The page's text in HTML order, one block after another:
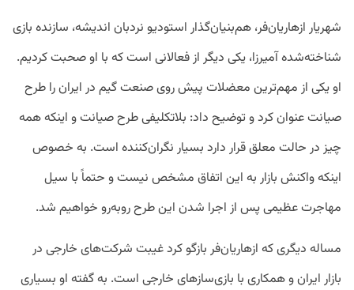
شهریار ازهاریان‌فر، هم‌بنیان‌گذار استودیو نردبان اندیشه، سازنده بازی
شناخته‌شده آمیرزا، یکی دیگر از فعالانی است که با او صحبت کردیم.
او یکی از مهم‌ترین معضلات پیش روی صنعت گیم در ایران را طرح
صیانت عنوان کرد و توضیح داد: بلاتکلیفی طرح صیانت و اینکه همه
چیز در حالت معلق قرار دارد بسیار نگران‌کننده است. به‌ خصوص
اینکه واکنش بازار به این اتفاق مشخص نیست و حتماً با سیل
مهاجرت عظیمی پس از اجرا شدن این طرح روبه‌رو خواهیم شد.
مساله دیگری که ازهاریان‌فر بازگو کرد غیبت شرکت‌های خارجی در
بازار ایران و همکاری با بازی‌سازهای خارجی است. به گفته او بسیاری